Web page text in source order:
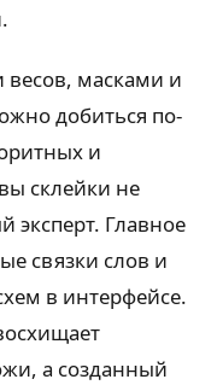
масками и
добиться по-
и
склейки не
эксперт. Главное
связки слов и
в интерфейсе.
а созданный